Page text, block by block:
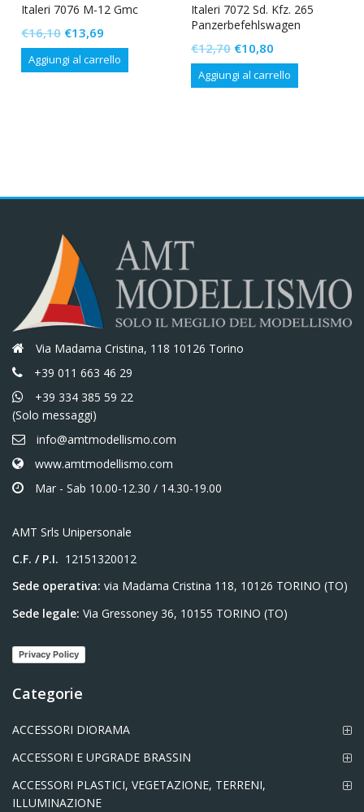
Italeri 7076 M-12 Gmc
€16,10 Il
prezzo
originale
€13,69
prezzo
attuale
Aggiungi al carrello
Italeri 7072 Sd. Kfz. 265
Panzerbefehlswagen
€12,70 Il
prezzo
originale
€10,80
prezzo
attuale
Aggiungi al carrello
Via Madama Cristina, 118 10126 Torino
+39 011 663 46 29
+39 334 385 59 22
(Solo messaggi)
info@amtmodellismo.com
www.amtmodellismo.com
Mar - Sab 10.00-12.30 / 14.30-19.00
AMT Srls Unipersonale
C.F. / P.I. 12151320012
Sede operativa: via Madama Cristina 118, 10126 TORINO (TO)
Sede legale: Via Gressoney 36, 10155 TORINO (TO)
Privacy Policy
Categorie
ACCESSORI DIORAMA
ACCESSORI E UPGRADE BRASSIN
ACCESSORI PLASTICI, VEGETAZIONE, TERRENI,
ILLUMINAZIONE